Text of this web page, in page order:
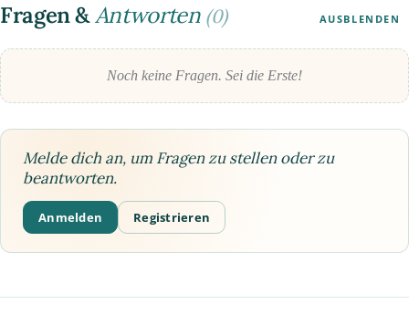
Fragen &Antworten (0) AUSBLENDEN
Noch keine Fragen. Sei die Erste!
Melde dich an, um Fragen zu stellen oder zu
beantworten.
Anmelden Registrieren